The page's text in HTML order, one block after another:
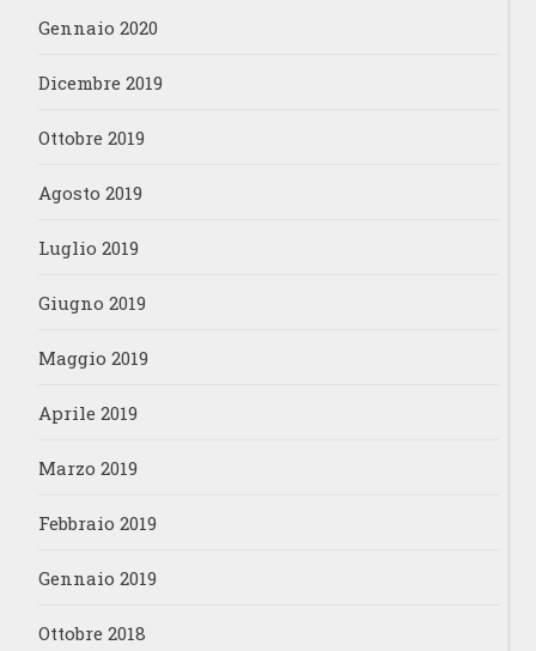
Gennaio 2020
Dicembre 2019
Ottobre 2019
Agosto 2019
Luglio 2019
Giugno 2019
Maggio 2019
Aprile 2019
Marzo 2019
Febbraio 2019
Gennaio 2019
Ottobre 2018